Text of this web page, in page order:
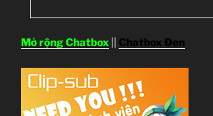
Mở rộng Chatbox Chatbox Đen